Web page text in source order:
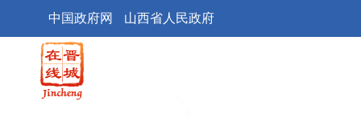
中国政府网 山西省人民政府